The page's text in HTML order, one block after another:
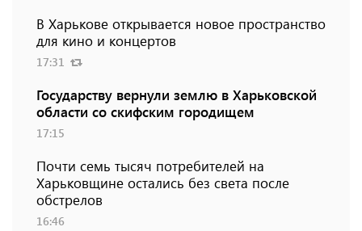
В Харькове открывается новое пространство
для кино и концертов
17:31
Государству вернули землю в Харьковской
области со скифским городищем
17:15
Почти семь тысяч потребителей на
Харьковщине остались без света после
обстрелов
16:46